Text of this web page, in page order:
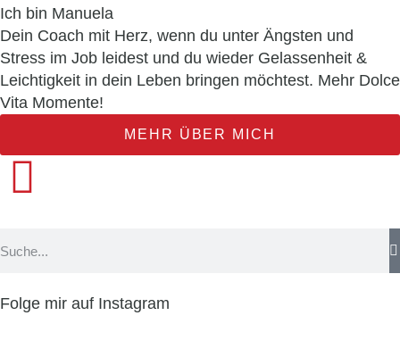
Ich bin Manuela
Dein Coach mit Herz, wenn du unter Ängsten und
Stress im Job leidest und du wieder Gelassenheit &
Leichtigkeit in dein Leben bringen möchtest. Mehr Dolce
Vita Momente!
MEHR ÜBER MICH
Folge mir auf Instagram